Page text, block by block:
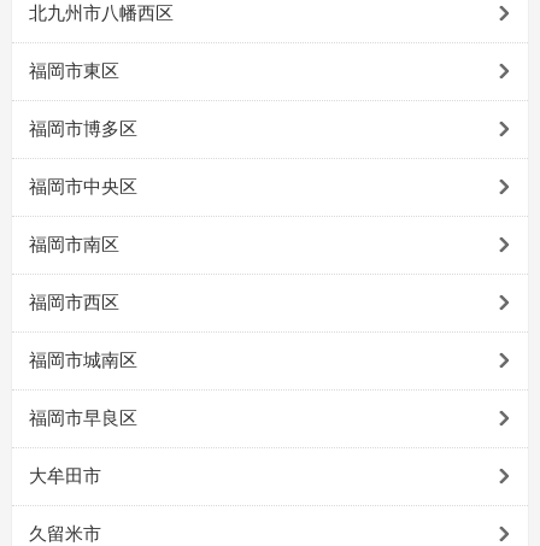
北九州市八幡西区
福岡市東区
福岡市博多区
福岡市中央区
福岡市南区
福岡市西区
福岡市城南区
福岡市早良区
大牟田市
久留米市